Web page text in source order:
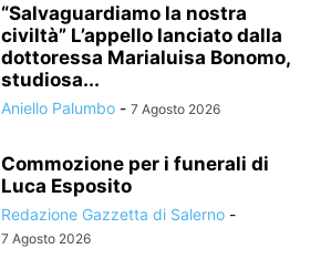
“Salvaguardiamo la nostra
civiltà” L’appello lanciato dalla
dottoressa Marialuisa Bonomo,
studiosa...
Aniello Palumbo - 7 Agosto 2026
Commozione per i funerali di
Luca Esposito
Redazione Gazzetta di Salerno -
7 Agosto 2026